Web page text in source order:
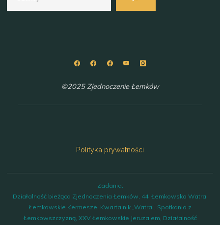
©2025 Zjednoczenie Łemków
Polityka prywatności
Zadania:
Działalność bieżąca Zjednoczenia Łemków, 44. Łemkowska Watra,
Łemkowskie Kermesze, Kwartalnik „Watra”, Spotkania z
Łemkowszczyzną, XXV Łemkowskie Jeruzalem, Działalność